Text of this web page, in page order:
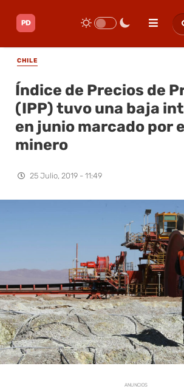
CHILE
Índice de Precios de
(IPP) tuvo una baja
en junio marcado por
minero
25 Julio, 2019 - 11:49
ANUNCIOS